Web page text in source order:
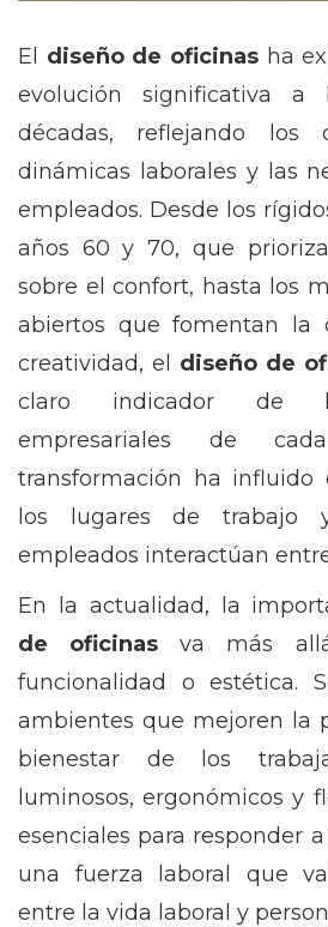
El diseño de oficinas ha
evolución significativa
décadas, reflejando los
dinámicas laborales y las
empleados. Desde los
años 60 y 70, que
sobre el confort, hasta los
abiertos que fomentan la
creatividad, el diseño de
claro indicador de
empresariales de
transformación ha influido
los lugares de trabajo
empleados interactúan
En la actualidad, la
de oficinas va más
funcionalidad o estética.
ambientes que mejoren la
bienestar de los
luminosos, ergonómicos y
esenciales para responder
una fuerza laboral que
entre la vida laboral y